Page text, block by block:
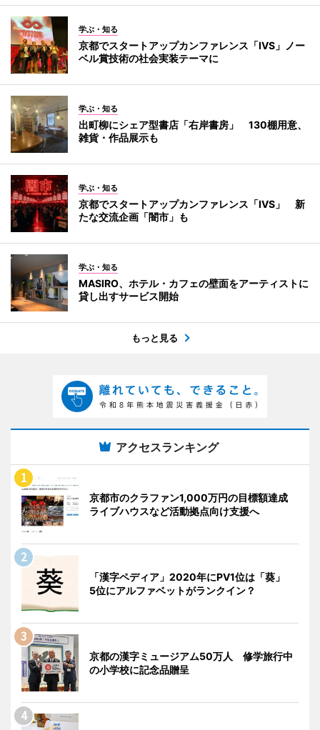
学ぶ・知る
京都でスタートアップカンファレンス「IVS」ノー
ベル賞技術の社会実装テーマに
学ぶ・知る
出町柳にシェア型書店「右岸書房」 130棚用意、
雑貨・作品展示も
学ぶ・知る
京都でスタートアップカンファレンス「IVS」 新
たな交流企画「闇市」も
学ぶ・知る
MASIRO、ホテル・カフェの壁面をアーティストに
貸し出すサービス開始
もっと見る
アクセスランキング
京都市のクラファン1,000万円の目標額達成
ライブハウスなど活動拠点向け支援へ
「漢字ペディア」2020年にPV1位は「葵」
5位にアルファベットがランクイン？
京都の漢字ミュージアム50万人 修学旅行中
の小学校に記念品贈呈